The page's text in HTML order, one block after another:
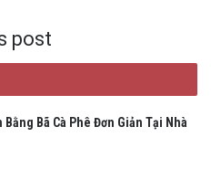
post
Bằng Bã Cà Phê Đơn Giản Tại Nhà